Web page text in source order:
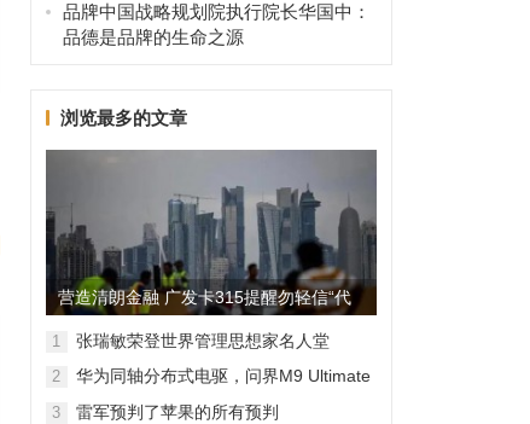
品牌中国战略规划院执行院长华国中：
品德是品牌的生命之源
浏览最多的文章
营造清朗金融 广发卡315提醒勿轻信“代
理维权”
1 张瑞敏荣登世界管理思想家名人堂
2
华为同轴分布式电驱，问界M9 Ultimate
背后的“车轮思想者”
3 雷军预判了苹果的所有预判